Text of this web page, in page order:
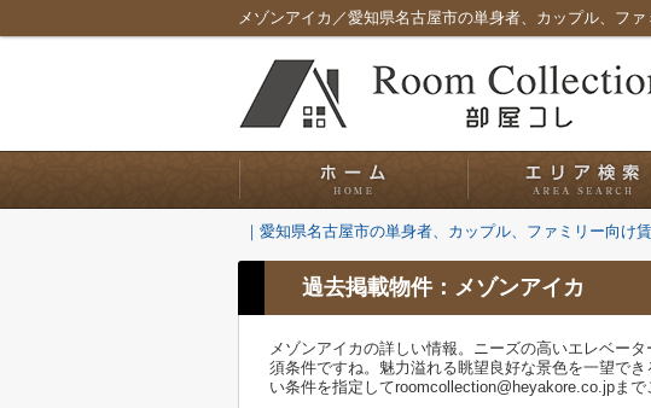
メゾンアイカ／愛知県名古屋市の単身者、カップル、フ
｜愛知県名古屋市の単身者、カップル、ファミリー向け
過去掲載物件：メゾンアイカ
メゾンアイカの詳しい情報。ニーズの高いエレベー
須条件ですね。魅力溢れる眺望良好な景色を一望で
い条件を指定してroomcollection@heyakore.co.jpまで